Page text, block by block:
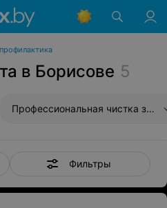
в Борисове 5
Профессиональная чистка зубов
Фильтры